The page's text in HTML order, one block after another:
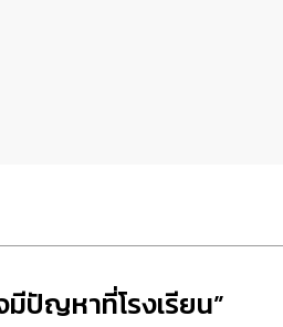
ปัญหาที่โรงเรียน”